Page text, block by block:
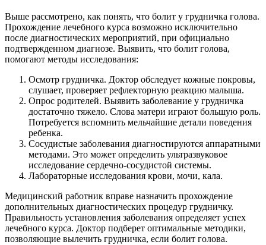
Выше рассмотрено, как понять, что болит у грудничка голова.
Прохождение лечебного курса возможно исключительно
после диагностических мероприятий, при официально
подтвержденном диагнозе. Выявить, что болит голова,
помогают методы исследования:
Осмотр грудничка. Доктор обследует кожные покровы,
слушает, проверяет рефлекторную реакцию малыша.
Опрос родителей. Выявить заболевание у грудничка
достаточно тяжело. Слова матери играют большую роль.
Потребуется вспомнить мельчайшие детали поведения
ребенка.
Сосудистые заболевания диагностируются аппаратными
методами. Это может определить ультразвуковое
исследование сердечно-сосудистой системы.
Лабораторные исследования крови, мочи, кала.
Медицинский работник вправе назначить прохождение
дополнительных диагностических процедур грудничку.
Правильность установления заболевания определяет успех
лечебного курса. Доктор подберет оптимальные методики,
позволяющие вылечить грудничка, если болит голова.